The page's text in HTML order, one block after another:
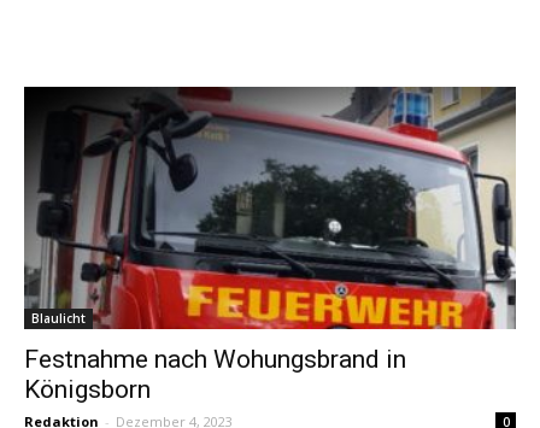
Blaulicht
Festnahme nach Wohungsbrand in
Königsborn
Redaktion - Dezember 4, 2023 0